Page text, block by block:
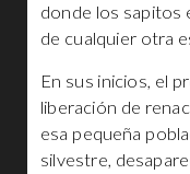
donde los sapitos
de cualquier otra
En sus inicios, el
liberación de
esa pequeña
silvestre,